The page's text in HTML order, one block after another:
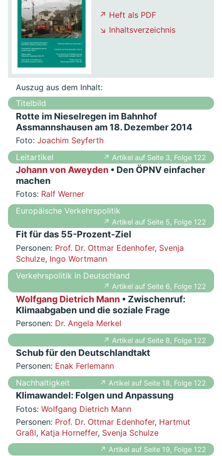
↗ Heft als PDF
↘ Inhaltsverzeichnis
Auszug aus dem Inhalt:
Titelbild
Rotte im Nieselregen im Bahnhof
Assmannshausen am 18. Dezember 2014
Foto: Joachim Seyferth
Leitartikel
↗ Artikel auf Seite 3, Folge 122
Johann von Aweyden• Den ÖPNV einfacher
machen
Fotos: Ralf Werner
Europäische Verkehrspolitik
↗ Artikel auf Seite 5, Folge 122
Fit für das 55-Prozent-Ziel
Personen: Prof. Dr. Ottmar Edenhofer, Svenja
Schulze, Ingo Wortmann
Verkehrspolitik in Deutschland
↗ Artikel auf Seite 6, Folge 122
Wolfgang Dietrich Mann• Zwischenruf:
Klimaabgaben und die soziale Frage
Personen: Dr. Angela Merkel
↗ Artikel auf Seite 8, Folge 122
Schub für den Deutschlandtakt
Personen: Enak Ferlemann
Nachhaltigkeit
↗ Artikel auf Seite 18, Folge 122
Klimawandel: Folgen und Anpassung
Fotos: Wolfgang Dietrich Mann
Personen: Prof. Dr. Ottmar Edenhofer, Hartmut
Graßl, Katja Horneffer, Svenja Schulze
↗ Artikel auf Seite 19, Folge 122